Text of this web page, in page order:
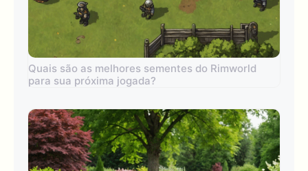
Quais são as melhores sementes do Rimworld
para sua próxima jogada?